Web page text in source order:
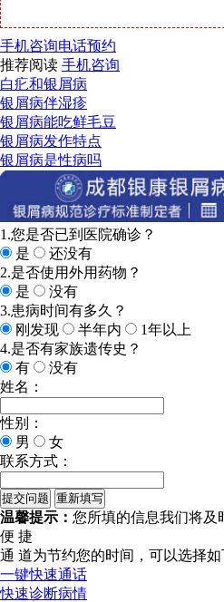
手机咨询电话预约
推荐阅读 手机咨询
白疕和银屑病
银屑病伴湿疹
银屑病能吃鲜毛豆
银屑病发作特点
银屑病是性病吗
1.您是否已到医院确诊？
是
还没有
2.是否使用外用药物？
是
没有
3.患病时间有多久？
刚发现
半年内
1年以上
4.是否有家族遗传史？
有
没有
姓名：
性别：
男
女
联系方式：
温馨提示： 您所填的信息我们将及
便 捷
通 道为节约您的时间，可以选择
一键快速通话
快速诊断病情